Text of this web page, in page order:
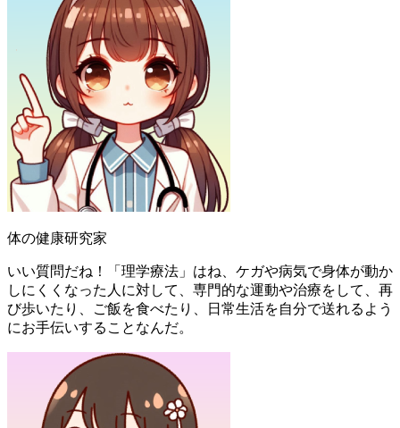
体の健康研究家
いい質問だね！「理学療法」はね、ケガや病気で身体が動か
しにくくなった人に対して、専門的な運動や治療をして、再
び歩いたり、ご飯を食べたり、日常生活を自分で送れるよう
にお手伝いすることなんだ。